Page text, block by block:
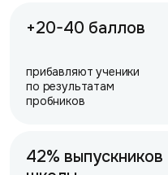
+20-40 баллов
прибавляют ученики
по результатам
пробников
42% выпускников